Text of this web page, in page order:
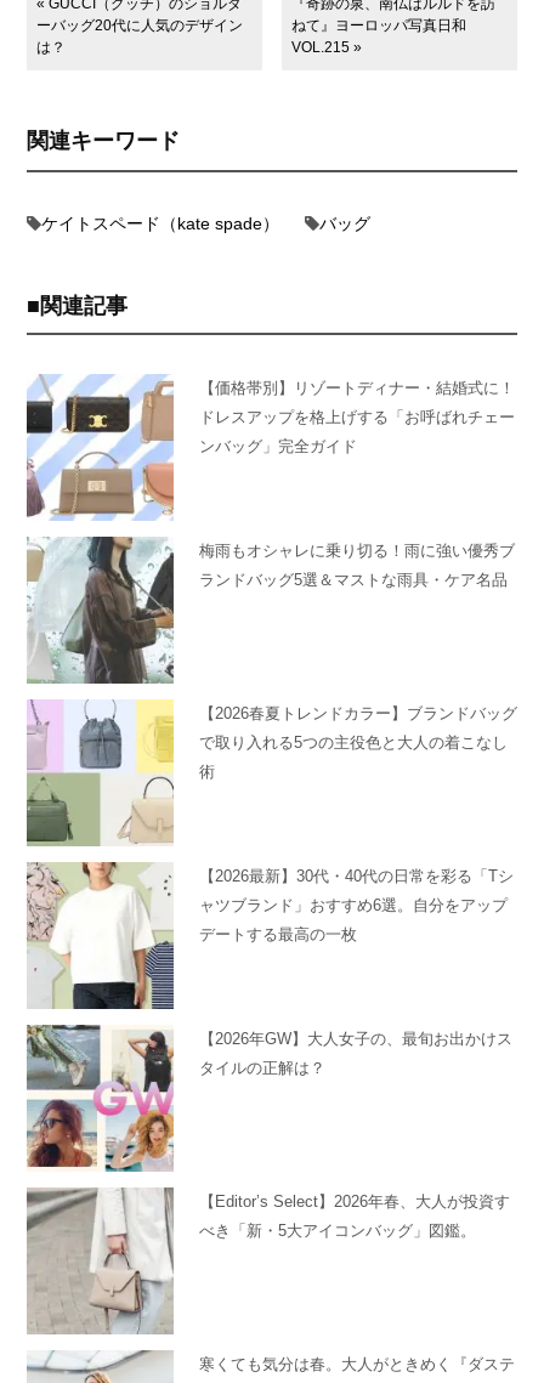
ーバッグ20代に人気のデザイン
は？
ねて』ヨーロッパ写真日和
VOL.215 »
関連キーワード
ケイトスペード（kate spade） バッグ
関連記事
【価格帯別】リゾートディナー・結婚式に！
ドレスアップを格上げする「お呼ばれチェー
ンバッグ」完全ガイド
梅雨もオシャレに乗り切る！雨に強い優秀ブ
ランドバッグ5選＆マストな雨具・ケア名品
【2026春夏トレンドカラー】ブランドバッグ
で取り入れる5つの主役色と大人の着こなし
術
【2026最新】30代・40代の日常を彩る「Tシ
ャツブランド」おすすめ6選。自分をアップ
デートする最高の一枚
【2026年GW】大人女子の、最旬お出かけス
タイルの正解は？
【Editor’s Select】2026年春、大人が投資す
べき「新・5大アイコンバッグ」図鑑。
寒くても気分は春。大人がときめく『ダステ